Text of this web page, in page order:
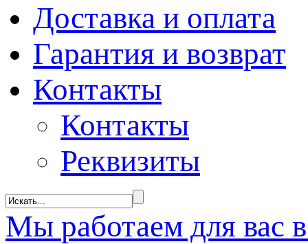
Доставка и оплата
Гарантия и возврат
Контакты
Контакты
Реквизиты
Мы работаем для вас